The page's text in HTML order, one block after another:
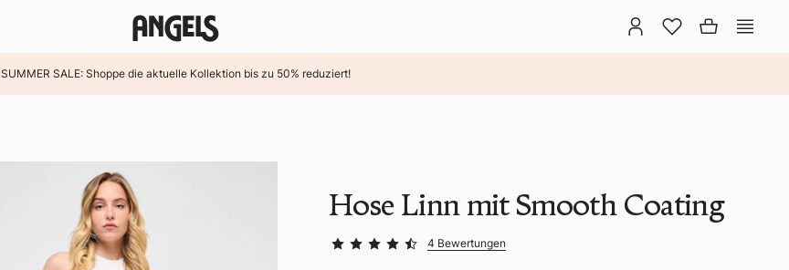
SUMMER SALE: Shoppe die aktuelle Kollektion bis zu 50% reduziert!
Hose Linn mit Smooth Coating
4 Bewertungen